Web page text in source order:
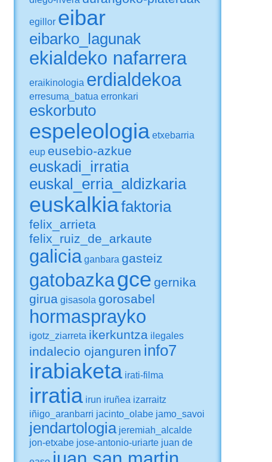
egillor eibar
eibarko_lagunak
ekialdeko nafarrera
eraikinologia erdialdekoa
erresuma_batua erronkari
eskorbuto
espeleologia etxebarria
eup eusebio-azkue
euskadi_irratia
euskal_erria_aldizkaria
euskalkiafaktoria
felix_arrieta
felix_ruiz_de_arkaute
galicia ganbara gasteiz
gatobazkagce gernika
girua gisasola gorosabel
hormasprayko
igotz_ziarreta ikerkuntza ilegales
indalecio ojanguren info7
irabiaketa irati-filma
irratia irun iruñea izarraitz
iñigo_aranbarri jacinto_olabe jamo_savoi
jendartologia jeremiah_alcalde
jon-etxabe jose-antonio-uriarte juan de